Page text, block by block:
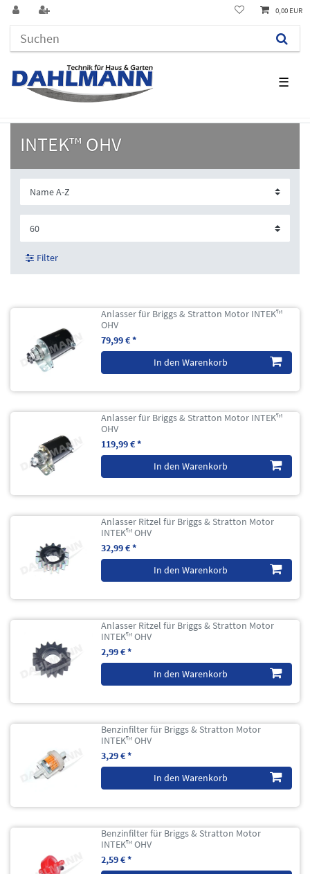
☰
0,00 EUR
INTEK™ OHV
Filter
Anlasser für Briggs & Stratton Motor INTEK™
OHV
79,99 € *
In den Warenkorb
Anlasser für Briggs & Stratton Motor INTEK™
OHV
119,99 € *
In den Warenkorb
Anlasser Ritzel für Briggs & Stratton Motor
INTEK™ OHV
32,99 € *
In den Warenkorb
Anlasser Ritzel für Briggs & Stratton Motor
INTEK™ OHV
2,99 € *
In den Warenkorb
Benzinfilter für Briggs & Stratton Motor
INTEK™ OHV
3,29 € *
In den Warenkorb
Benzinfilter für Briggs & Stratton Motor
INTEK™ OHV
2,59 € *